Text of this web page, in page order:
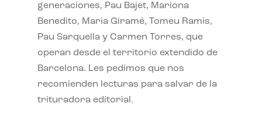
generaciones, Pau Bajet, Mariona
Benedito, Maria Giramé, Tomeu Ramis,
Pau Sarquella y Carmen Torres, que
operan desde el territorio extendido de
Barcelona. Les pedimos que nos
recomienden lecturas para salvar de la
trituradora editorial.